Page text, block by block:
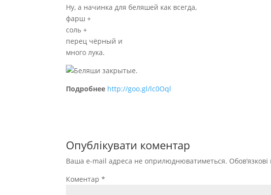
Ну, а начинка для беляшей как всегда,
фарш +
соль +
перец чёрный и
много лука.
Подробнее http://goo.gl/lc0Oql
Опублікувати коментар
Ваша e-mail адреса не оприлюднюватиметься.
Коментар*